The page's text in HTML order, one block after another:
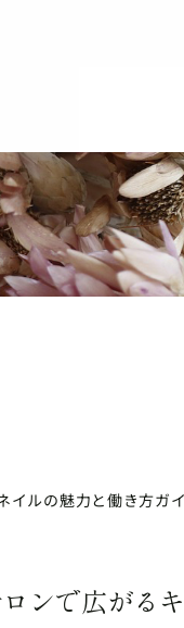
イルの魅力と働き方ガ
ンで広がる